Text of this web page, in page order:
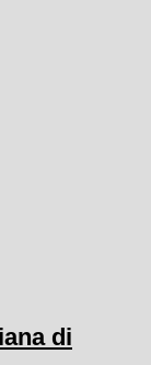
di